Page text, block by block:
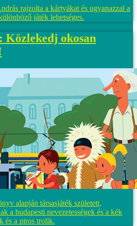
rajzolta a kártyákat és ugyanazzal a
játék lehetséges.
Közlekedj okosan
alapján társasjáték született,
a budapesti nevezetességek és a kék
és a piros trolik.